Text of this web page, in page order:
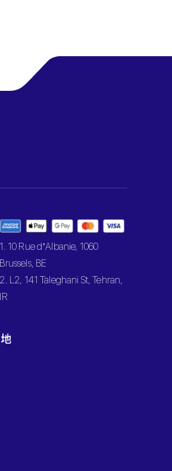
1. 10 Rue d’Albanie, 1060
Brussels, BE
2. L2, 141 Taleghani St, Tehran,
IR